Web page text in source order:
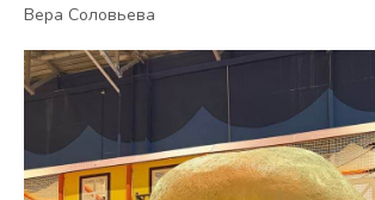
Вера Соловьева